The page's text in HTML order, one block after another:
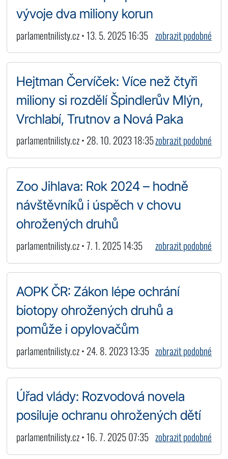
vývoje dva miliony korun
parlamentnilisty.cz • 13. 5. 2025 16:35 zobrazit podobné
Hejtman Červíček: Více než čtyři
miliony si rozdělí Špindlerův Mlýn,
Vrchlabí, Trutnov a Nová Paka
parlamentnilisty.cz • 28. 10. 2023 18:35zobrazit podobné
Zoo Jihlava: Rok 2024 – hodně
návštěvníků i úspěch v chovu
ohrožených druhů
parlamentnilisty.cz • 7. 1. 2025 14:35 zobrazit podobné
AOPK ČR: Zákon lépe ochrání
biotopy ohrožených druhů a
pomůže i opylovačům
parlamentnilisty.cz • 24. 8. 2023 13:35 zobrazit podobné
Úřad vlády: Rozvodová novela
posiluje ochranu ohrožených dětí
parlamentnilisty.cz • 16. 7. 2025 07:35 zobrazit podobné